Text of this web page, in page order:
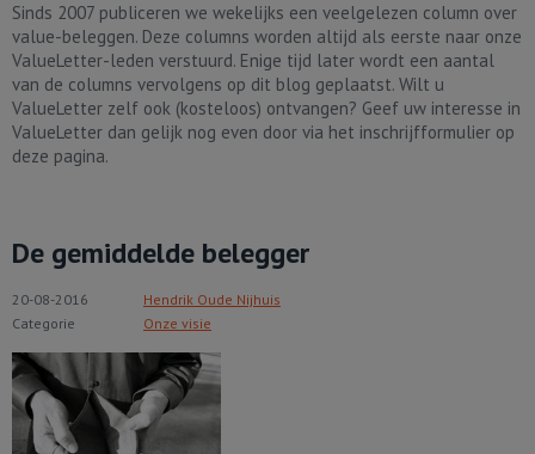
Sinds 2007 publiceren we wekelijks een veelgelezen column over
value-beleggen. Deze columns worden altijd als eerste naar onze
ValueLetter-leden verstuurd. Enige tijd later wordt een aantal
van de columns vervolgens op dit blog geplaatst. Wilt u
ValueLetter zelf ook (kosteloos) ontvangen? Geef uw interesse in
ValueLetter dan gelijk nog even door via het inschrijfformulier op
deze pagina.
De gemiddelde belegger
20-08-2016
Hendrik Oude Nijhuis
Categorie
Onze visie